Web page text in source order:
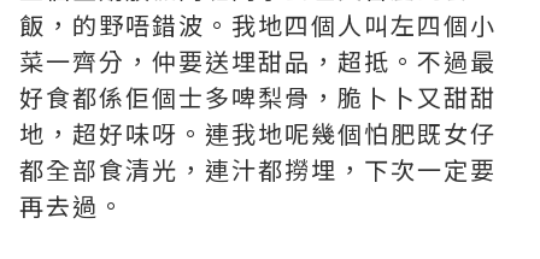
飯，的野唔錯波。我地四個人叫左四個小
菜一齊分，仲要送埋甜品，超抵。不過最
好食都係佢個士多啤梨骨，脆卜卜又甜甜
地，超好味呀。連我地呢幾個怕肥既女仔
都全部食清光，連汁都撈埋，下次一定要
再去過。